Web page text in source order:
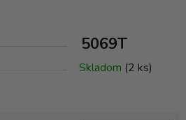
5069T
Skladom (2 ks)